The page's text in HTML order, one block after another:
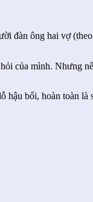
đàn ông hai vợ
của mình. Nhưng
hậu bối, hoàn toàn là